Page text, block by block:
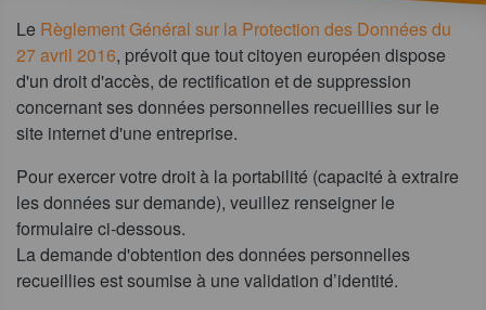
Le Règlement Général sur la Protection des Données du
27 avril 2016, prévoit que tout citoyen européen dispose
d'un droit d'accès, de rectification et de suppression
concernant ses données personnelles recueillies sur le
site internet d'une entreprise.
Pour exercer votre droit à la portabilité (capacité à extraire
les données sur demande), veuillez renseigner le
formulaire ci-dessous.
La demande d'obtention des données personnelles
recueillies est soumise à une validation d’identité.